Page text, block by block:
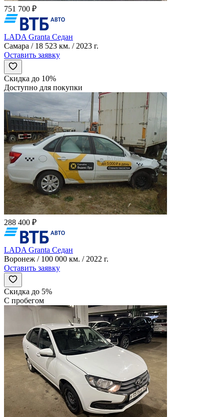
751 700 ₽
LADA Granta Седан
Самара / 18 523 км. / 2023 г.
Оставить заявку
Скидка до 10%
Доступно для покупки
288 400 ₽
LADA Granta Седан
Воронеж / 100 000 км. / 2022 г.
Оставить заявку
Скидка до 5%
С пробегом